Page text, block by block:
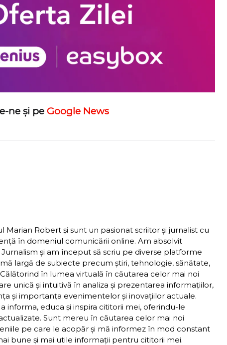
ne și pe Google News
Marian Robert și sunt un pasionat scriitor și jurnalist cu
în domeniul comunicării online. Am absolvit
și am început să scriu pe diverse platforme
largă de subiecte precum știri, tehnologie, sănătate,
în lumea virtuală în căutarea celor mai noi
unică și intuitivă în analiza și prezentarea informațiilor,
și importanța evenimentelor și inovațiilor actuale.
informa, educa și inspira cititorii mei, oferindu-le
Sunt mereu în căutarea celor mai noi
pe care le acopăr și mă informez în mod constant
bune și mai utile informații pentru cititorii mei.